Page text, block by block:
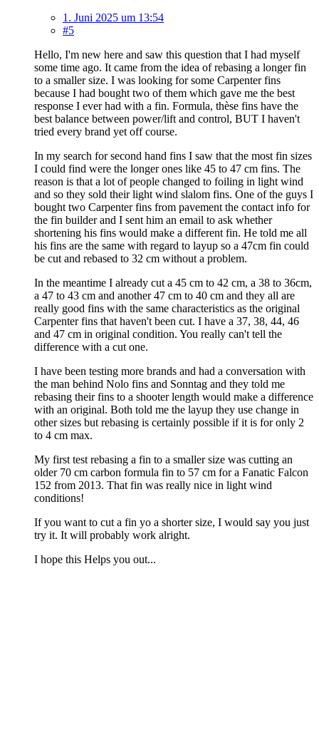
1. Juni 2025 um 13:54
#5
Hello, I'm new here and saw this question that I had myself
some time ago. It came from the idea of rebasing a longer fin
to a smaller size. I was looking for some Carpenter fins
because I had bought two of them which gave me the best
response I ever had with a fin. Formula, thèse fins have the
best balance between power/lift and control, BUT I haven't
tried every brand yet off course.
In my search for second hand fins I saw that the most fin sizes
I could find were the longer ones like 45 to 47 cm fins. The
reason is that a lot of people changed to foiling in light wind
and so they sold their light wind slalom fins. One of the guys I
bought two Carpenter fins from pavement the contact info for
the fin builder and I sent him an email to ask whether
shortening his fins would make a different fin. He told me all
his fins are the same with regard to layup so a 47cm fin could
be cut and rebased to 32 cm without a problem.
In the meantime I already cut a 45 cm to 42 cm, a 38 to 36cm,
a 47 to 43 cm and another 47 cm to 40 cm and they all are
really good fins with the same characteristics as the original
Carpenter fins that haven't been cut. I have a 37, 38, 44, 46
and 47 cm in original condition. You really can't tell the
difference with a cut one.
I have been testing more brands and had a conversation with
the man behind Nolo fins and Sonntag and they told me
rebasing their fins to a shooter length would make a difference
with an original. Both told me the layup they use change in
other sizes but rebasing is certainly possible if it is for only 2
to 4 cm max.
My first test rebasing a fin to a smaller size was cutting an
older 70 cm carbon formula fin to 57 cm for a Fanatic Falcon
152 from 2013. That fin was really nice in light wind
conditions!
If you want to cut a fin yo a shorter size, I would say you just
try it. It will probably work alright.
I hope this Helps you out...